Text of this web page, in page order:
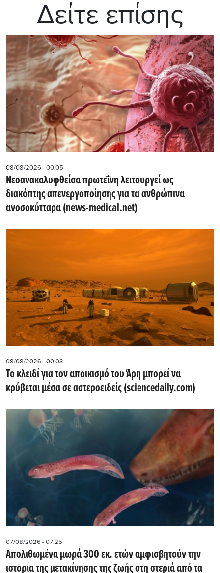
Δείτε επίσης
08/08/2026 - 00:05
Νεοανακαλυφθείσα πρωτεΐνη λειτουργεί ως
διακόπτης απενεργοποίησης για τα ανθρώπινα
ανοσοκύτταρα (news-medical.net)
08/08/2026 - 00:03
Το κλειδί για τον αποικισμό του Άρη μπορεί να
κρύβεται μέσα σε αστεροειδείς (sciencedaily.com)
07/08/2026 - 07:25
Απολιθωμένα μωρά 300 εκ. ετών αμφισβητούν την
ιστορία της μετακίνησης της ζωής στη στεριά από τα